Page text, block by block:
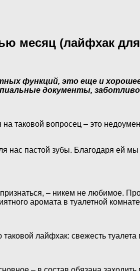
месяц (лайфхак
функций, это еще и
документы, заботливо
таковой вопросец – это
нас пастой зубы. Благодаря ей
– никем не любимое.
аромата в туалетной
лайфхак: свежесть